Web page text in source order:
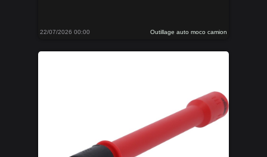
22/07/2026 00:00 Outillage auto moco camion